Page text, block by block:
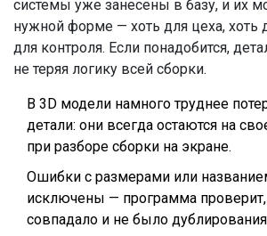
системы уже занесены в базу, и их
нужной форме — хоть для цеха, хоть
для контроля. Если понадобится,
не теряя логику всей сборки.
В 3D модели намного труднее
детали: они всегда остаются на
при разборе сборки на экране.
Ошибки с размерами или
исключены — программа
совпадало и не было